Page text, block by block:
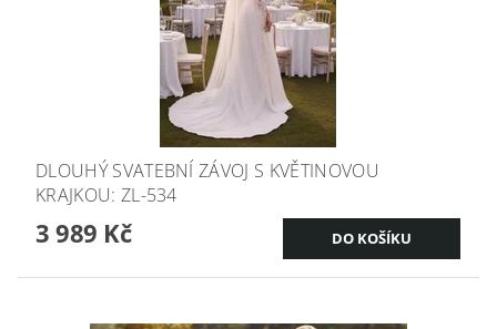
DLOUHÝ SVATEBNÍ ZÁVOJ S KVĚTINOVOU
KRAJKOU: ZL-534
3 989 Kč